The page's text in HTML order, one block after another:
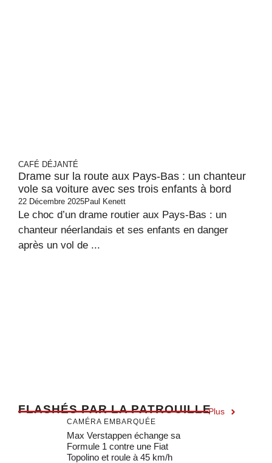
CAFÉ DÉJANTÉ
Drame sur la route aux Pays-Bas : un chanteur
vole sa voiture avec ses trois enfants à bord
22 Décembre 2025Paul Kenett
Le choc d’un drame routier aux Pays-Bas : un
chanteur néerlandais et ses enfants en danger
après un vol de ...
FLASHÉS PAR LA PATROUILLEPlus
CAMÉRA EMBARQUÉE
Max Verstappen échange sa
Formule 1 contre une Fiat
Topolino et roule à 45 km/h